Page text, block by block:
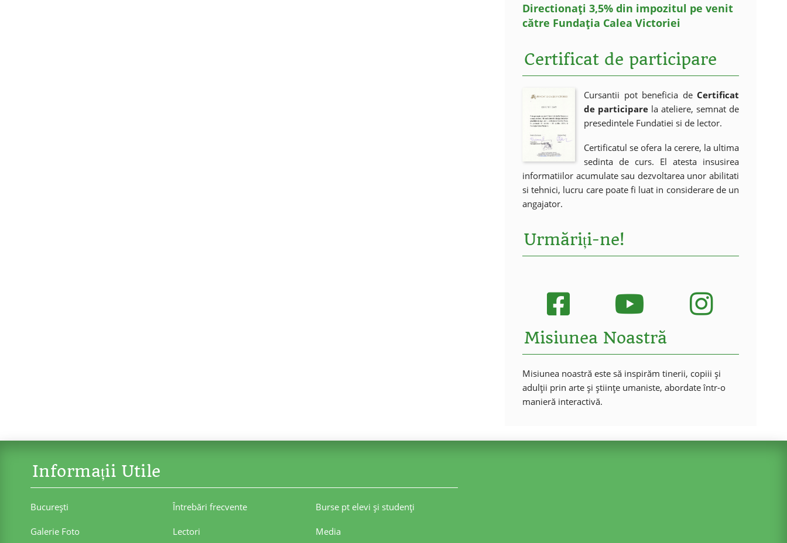
Directionați 3,5% din impozitul pe venit
către Fundația Calea Victoriei
Certificat de participare
Cursantii pot beneficia de Certificat
de participare la ateliere, semnat de
presedintele Fundatiei si de lector.
Certificatul se ofera la cerere, la ultima
sedinta de curs. El atesta insusirea
informatiilor acumulate sau dezvoltarea unor abilitati
si tehnici, lucru care poate fi luat in considerare de un
angajator.
Urmăriți-ne!
Misiunea Noastră
Misiunea noastră este să inspirăm tinerii, copiii și
adulții prin arte și științe umaniste, abordate într-o
manieră interactivă.
Informații Utile
Bucureşti Întrebări frecvente Burse pt elevi şi studenţi
Galerie Foto Lectori Media